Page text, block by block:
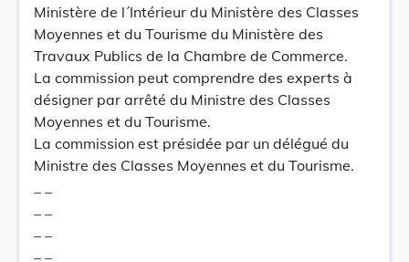
Ministère de l´Intérieur du Ministère des Classes
Moyennes et du Tourisme du Ministère des
Travaux Publics de la Chambre de Commerce.
La commission peut comprendre des experts à
désigner par arrêté du Ministre des Classes
Moyennes et du Tourisme.
La commission est présidée par un délégué du
Ministre des Classes Moyennes et du Tourisme.